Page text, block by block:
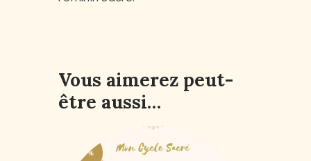
Vous aimerez peut-
être aussi…
-67%